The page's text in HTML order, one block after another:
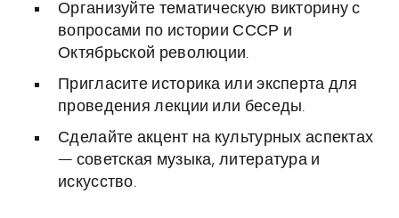
Организуйте тематическую викторину с
вопросами по истории СССР и
Октябрьской революции.
Пригласите историка или эксперта для
проведения лекции или беседы.
Сделайте акцент на культурных аспектах
— советская музыка, литература и
искусство.